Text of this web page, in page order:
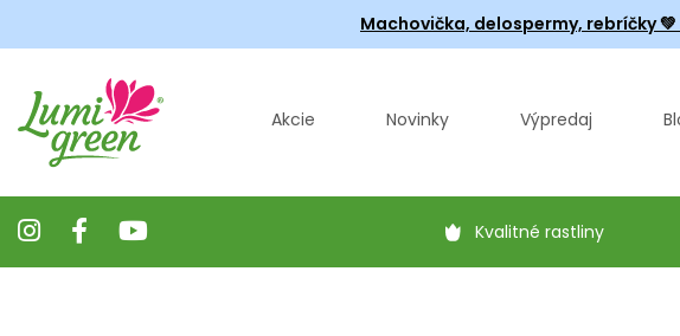
Machovička, delospermy, rebríčky
Akcie Novinky Výpredaj
Kvalitné rastliny